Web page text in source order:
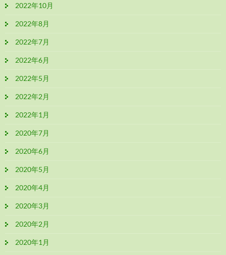
2022年10月
2022年8月
2022年7月
2022年6月
2022年5月
2022年2月
2022年1月
2020年7月
2020年6月
2020年5月
2020年4月
2020年3月
2020年2月
2020年1月